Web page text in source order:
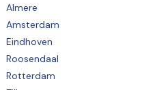
Almere
Amsterdam
Eindhoven
Roosendaal
Rotterdam